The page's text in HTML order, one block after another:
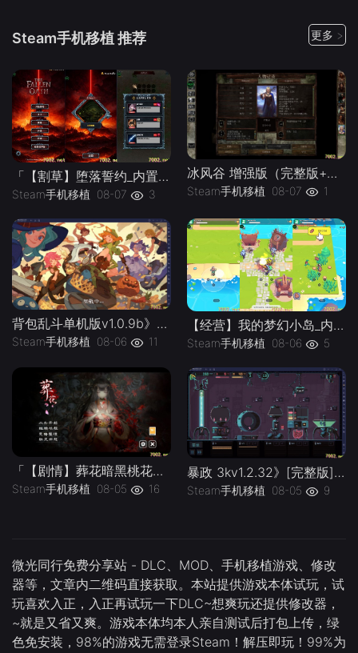
Steam手机移植 推荐 更多 >
「【割草】堕落誓约_内置作弊菜单」-手机移植版下载-.均亲测可玩
Steam手机移植 08-07 3
冰风谷 增强版（完整版+菜单版）Steam移植 特别好评的龙与地下城规则奇幻角色扮演游戏！
Steam手机移植 08-07 1
背包乱斗单机版v1.0.9b》[完整版]Steam移植
Steam手机移植 08-06 11
【经营】我的梦幻小岛_内置作弊菜单」-手机移植版下载-.均亲测可玩
Steam手机移植 08-06 5
「【剧情】葬花暗黑桃花源v2.3_解锁完整版」-手机移植版下载-.均亲测可玩
Steam手机移植 08-05 16
暴政 3kv1.2.32》[完整版]Steam移植
Steam手机移植 08-05 9
微光同行免费分享站 - DLC、MOD、手机移植游戏、修改
器等，文章内二维码直接获取。本站提供游戏本体试玩，试
玩喜欢入正，入正再试玩一下DLC~想爽玩还提供修改器，
~就是又省又爽。游戏本体均本人亲自测试后打包上传，绿
色免安装，98%的游戏无需登录Steam！解压即玩！99%为